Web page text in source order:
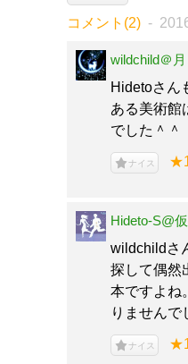
コメント(2)
wildchild＠
Hidetoさん
ある美術館
でした＾＾
ナイス
Hideto-S@
wildchildさ
探して偶然
本ですよね
りませんで
ナイス